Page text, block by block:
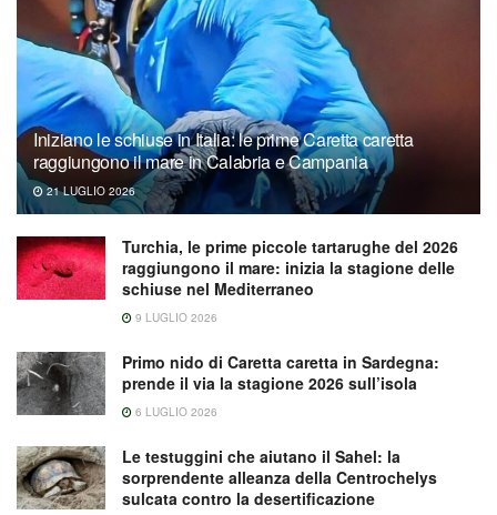
Iniziano le schiuse in Italia: le prime Caretta caretta
raggiungono il mare in Calabria e Campania
21 LUGLIO 2026
Turchia, le prime piccole tartarughe del 2026
raggiungono il mare: inizia la stagione delle
schiuse nel Mediterraneo
9 LUGLIO 2026
Primo nido di Caretta caretta in Sardegna:
prende il via la stagione 2026 sull’isola
6 LUGLIO 2026
Le testuggini che aiutano il Sahel: la
sorprendente alleanza della Centrochelys
sulcata contro la desertificazione